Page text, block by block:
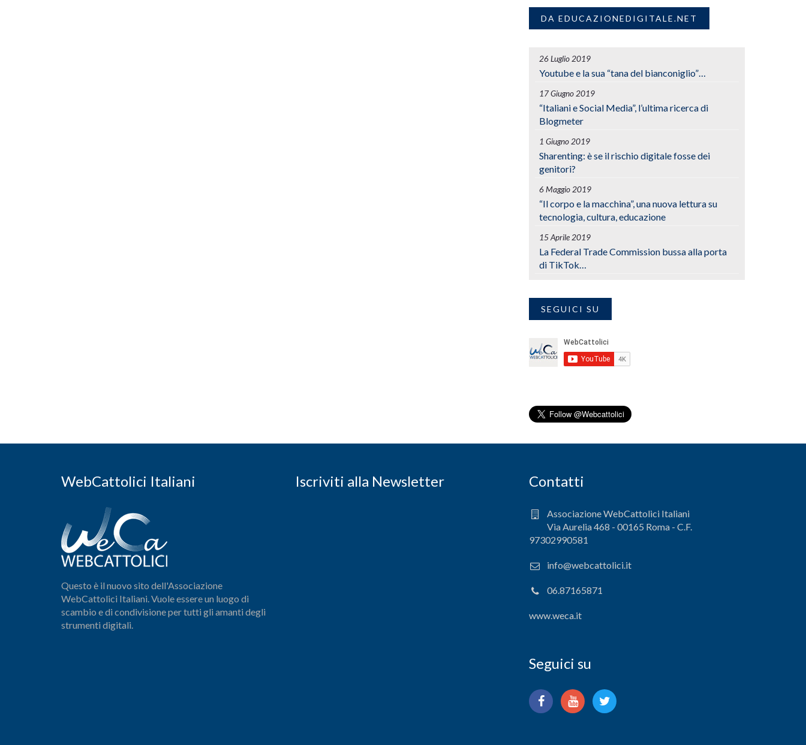
DA EDUCAZIONEDIGITALE.NET
26 Luglio 2019
Youtube e la sua “tana del bianconiglio”…
17 Giugno 2019
“Italiani e Social Media”, l’ultima ricerca di
Blogmeter
1 Giugno 2019
Sharenting: è se il rischio digitale fosse dei
genitori?
6 Maggio 2019
“Il corpo e la macchina”, una nuova lettura su
tecnologia, cultura, educazione
15 Aprile 2019
La Federal Trade Commission bussa alla porta
di TikTok…
SEGUICI SU
WebCattolici Italiani
Questo è il nuovo sito dell'Associazione
WebCattolici Italiani. Vuole essere un luogo di
scambio e di condivisione per tutti gli amanti degli
strumenti digitali.
Iscriviti alla Newsletter Contatti
Associazione WebCattolici Italiani
Via Aurelia 468 - 00165 Roma - C.F.
97302990581
info@webcattolici.it
06.87165871
www.weca.it
Seguici su